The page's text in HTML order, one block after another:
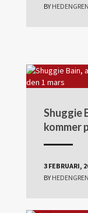
BY
Shuggie
kommer
3 FEBRUARI,
BY